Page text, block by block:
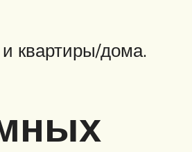
квартиры/дома.